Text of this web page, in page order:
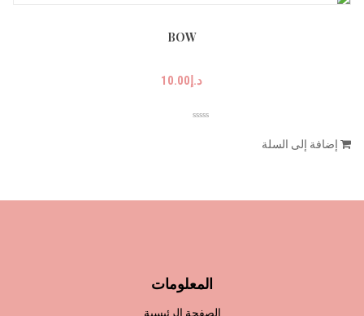
BOW
د.إ10.00
إضافة إلى السلة
المعلومات
الصفحة الرئيسية